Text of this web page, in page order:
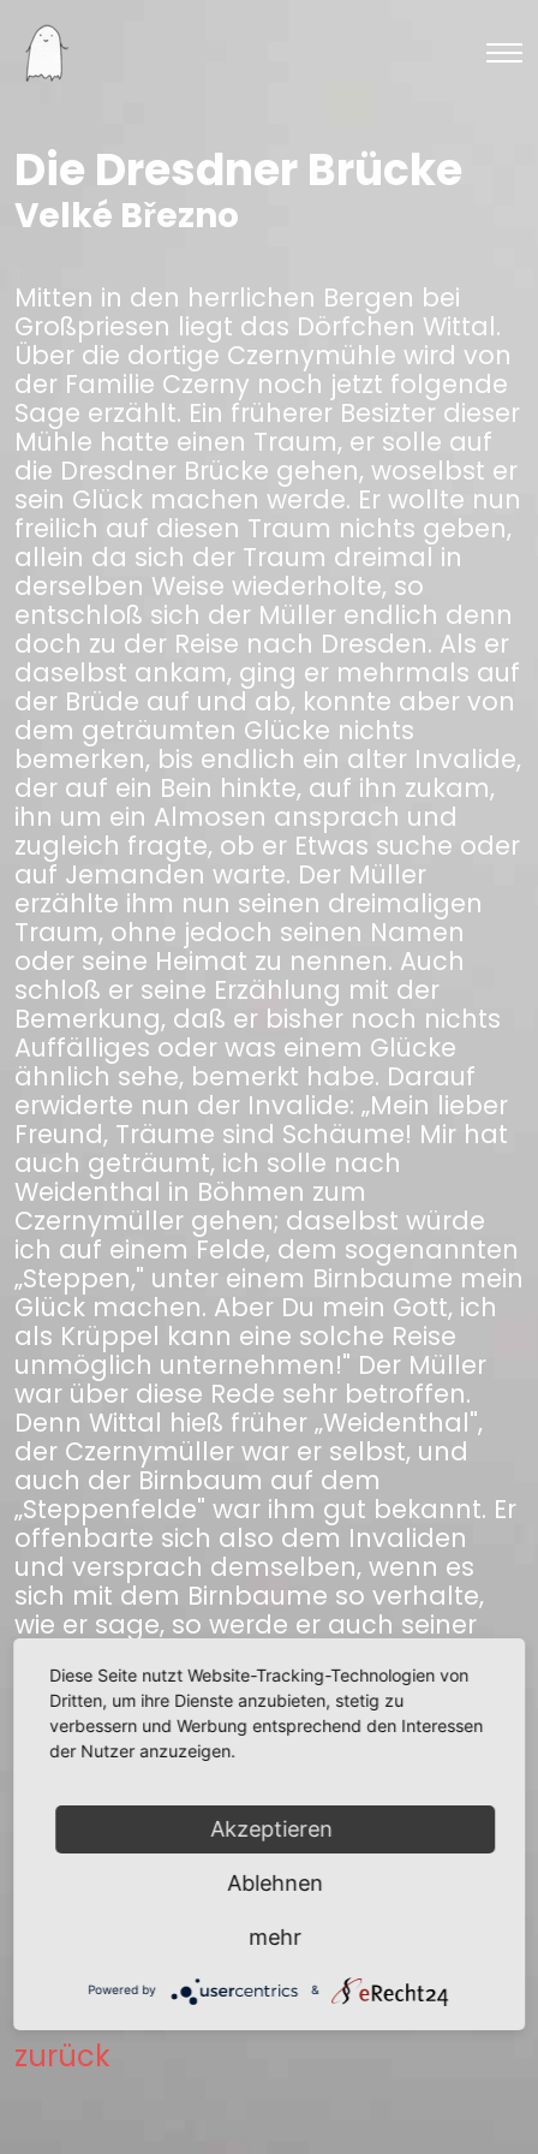
Die Dresdner Brücke
Velké Březno
Mitten in den herrlichen Bergen bei
Großpriesen liegt das Dörfchen Wittal.
Über die dortige Czernymühle wird von
der Familie Czerny noch jetzt folgende
Sage erzählt. Ein früherer Besizter dieser
Mühle hatte einen Traum, er solle auf
die Dresdner Brücke gehen, woselbst er
sein Glück machen werde. Er wollte nun
freilich auf diesen Traum nichts geben,
allein da sich der Traum dreimal in
derselben Weise wiederholte, so
entschloß sich der Müller endlich denn
doch zu der Reise nach Dresden. Als er
daselbst ankam, ging er mehrmals auf
der Brüde auf und ab, konnte aber von
dem geträumten Glücke nichts
bemerken, bis endlich ein alter Invalide,
der auf ein Bein hinkte, auf ihn zukam,
ihn um ein Almosen ansprach und
zugleich fragte, ob er Etwas suche oder
auf Jemanden warte. Der Müller
erzählte ihm nun seinen dreimaligen
Traum, ohne jedoch seinen Namen
oder seine Heimat zu nennen. Auch
schloß er seine Erzählung mit der
Bemerkung, daß er bisher noch nichts
Auffälliges oder was einem Glücke
ähnlich sehe, bemerkt habe. Darauf
erwiderte nun der Invalide: „Mein lieber
Freund, Träume sind Schäume! Mir hat
auch geträumt, ich solle nach
Weidenthal in Böhmen zum
Czernymüller gehen; daselbst würde
ich auf einem Felde, dem sogenannten
„Steppen," unter einem Birnbaume mein
Glück machen. Aber Du mein Gott, ich
als Krüppel kann eine solche Reise
unmöglich unternehmen!" Der Müller
war über diese Rede sehr betroffen.
Denn Wittal hieß früher „Weidenthal",
der Czernymüller war er selbst, und
auch der Birnbaum auf dem
„Steppenfelde" war ihm gut bekannt. Er
offenbarte sich also dem Invaliden
und versprach demselben, wenn es
sich mit dem Birnbaume so verhalte,
wie er sage, so werde er auch seiner
wieder nach Hause, fällte den
Birnbaum nach Anderen soll es eine
Weide gewesen sein und fand richtig
unter dem Baume eine Menge Geld
vergraben. Darauf fuhr er wieder nach
Dresden, konnte aber den Invaliden
nicht mehr finden, noch erfragen.
Anton Paudler Sagenschatz der
Deutschböhmen
zurück
Diese Seite nutzt Website-Tracking-Technologien von
Dritten, um ihre Dienste anzubieten, stetig zu
verbessern und Werbung entsprechend den Interessen
der Nutzer anzuzeigen.
Akzeptieren
Ablehnen
mehr
Powered by &